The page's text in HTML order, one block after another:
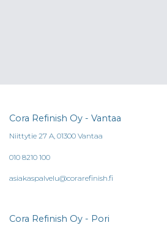
Cora Refinish Oy - Vantaa
Niittytie 27 A, 01300 Vantaa
010 8210 100
asiakaspalvelu@corarefinish.fi
Cora Refinish Oy - Pori